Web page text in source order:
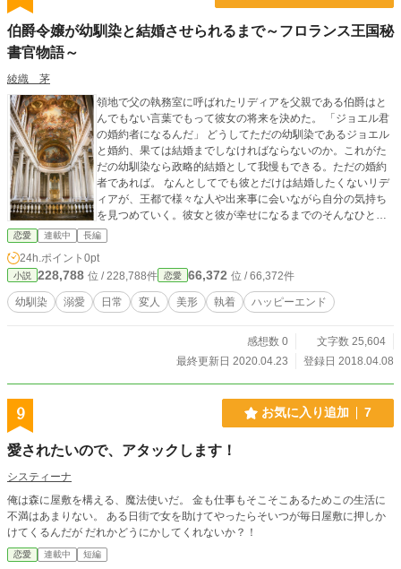
伯爵令嬢が幼馴染と結婚させられるまで～フロランス王国秘
書官物語～
綾織 茅
領地で父の執務室に呼ばれたリディアを父親である伯爵はと
んでもない言葉でもって彼女の将来を決めた。 「ジョエル君
の婚約者になるんだ」 どうしてただの幼馴染であるジョエル
と婚約、果ては結婚までしなければならないのか。これがた
だの幼馴染なら政略的結婚として我慢もできる。ただの婚約
者であれば。 なんとしてでも彼とだけは結婚したくないリデ
ィアが、王都で様々な人や出来事に会いながら自分の気持ち
を見つめていく。彼女と彼が幸せになるまでのそんなひと時
恋愛 連載中 長編
24h.ポイント 0pt
小説 228,788 位 / 228,788件 恋愛 66,372 位 / 66,372件
幼馴染 溺愛 日常 変人 美形 執着 ハッピーエンド
感想数 0
文字数 25,604
最終更新日 2020.04.23
登録日 2018.04.08
9 お気に入り追加 7
愛されたいので、アタックします！
システィーナ
俺は森に屋敷を構える、魔法使いだ。 金も仕事もそこそこあるためこの生活に
不満はあまりない。 ある日街で女を助けてやったらそいつが毎日屋敷に押しか
けてくるんだが だれかどうにかしてくれないか？！
恋愛 連載中 短編